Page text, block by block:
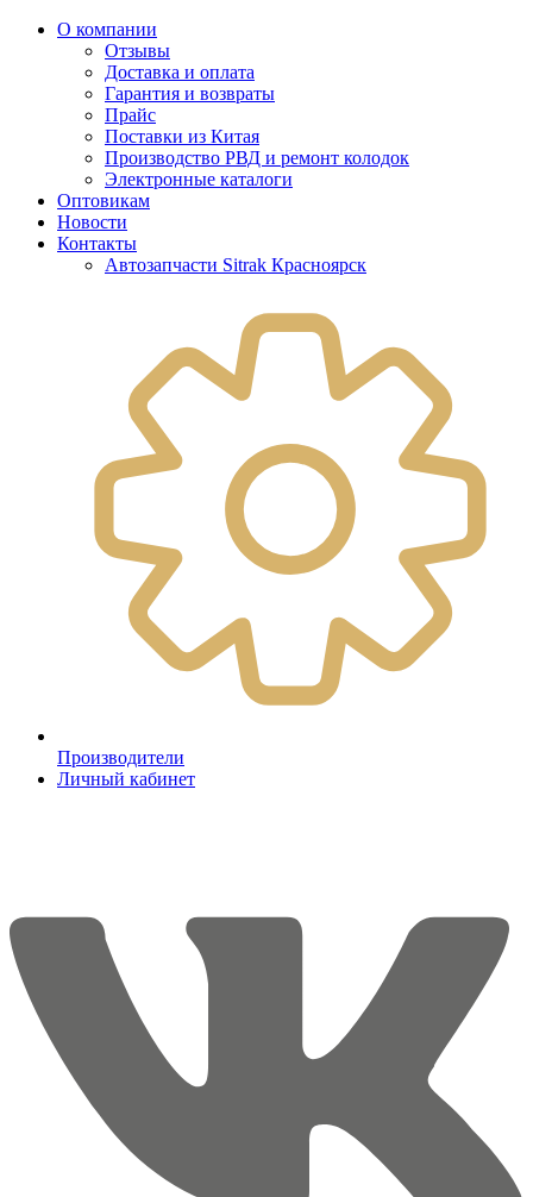
О компании
Отзывы
Доставка и оплата
Гарантия и возвраты
Прайс
Поставки из Китая
Производство РВД и ремонт колодок
Электронные каталоги
Оптовикам
Новости
Контакты
Автозапчасти Sitrak Красноярск
Производители
Личный кабинет